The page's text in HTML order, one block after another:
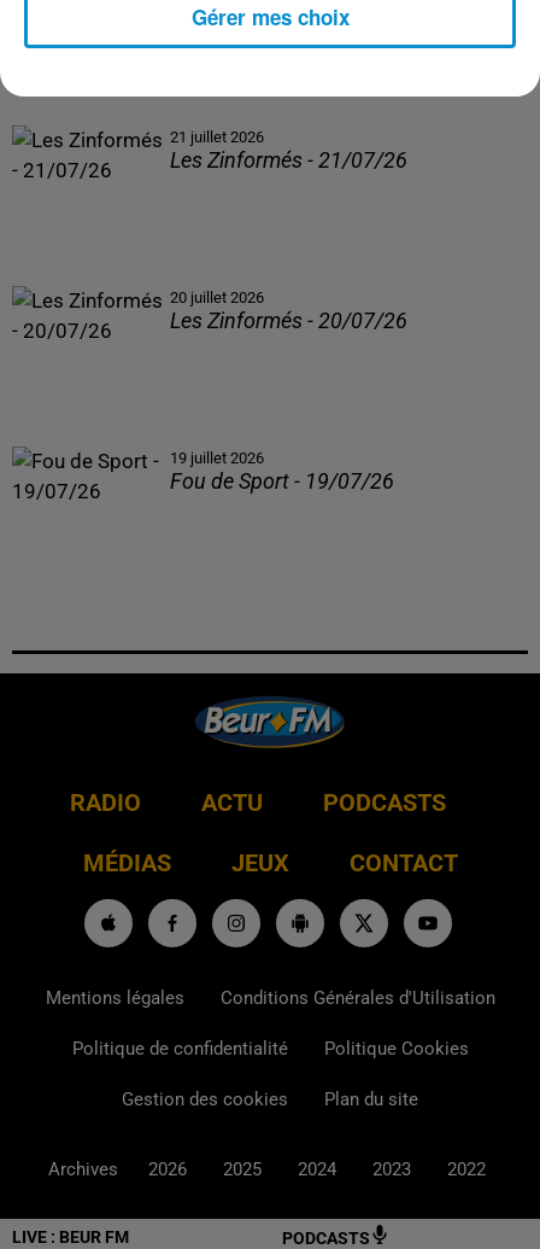
LIVE : BEUR FM PODCASTS
21 juillet 2026
Les Zinformés - 21/07/26
20 juillet 2026
Les Zinformés - 20/07/26
19 juillet 2026
Fou de Sport - 19/07/26
RADIO ACTU PODCASTS
MÉDIAS JEUX CONTACT
Mentions légales Conditions Générales d'Utilisation
Politique de confidentialité Politique Cookies
Gestion des cookies Plan du site
Archives 2026 2025 2024 2023 2022
Gérer mes choix